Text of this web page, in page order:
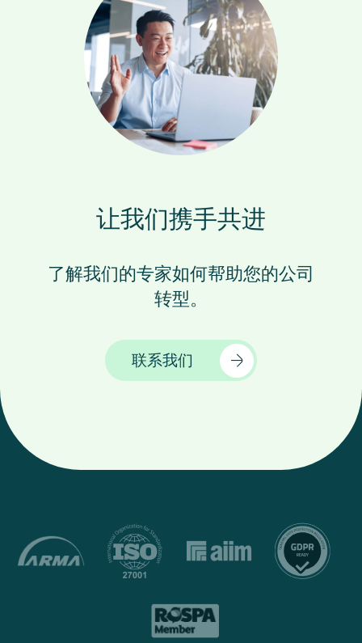
让我们携手共进
了解我们的专家如何帮助您的公司
转型。
联系我们